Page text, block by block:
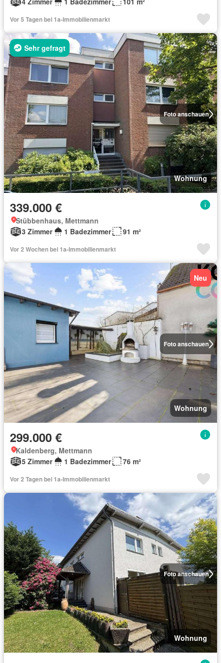
Vor 5 Tagen bei 1a-Immobilienmarkt
Foto anschauen
Sehr gefragt
Wohnung
339.000 €
Stübbenhaus, Mettmann
3 Zimmer
1 Badezimmer 91 m²
Vor 2 Wochen bei 1a-Immobilienmarkt
Foto anschauen
Neu
Wohnung
299.000 €
Kaldenberg, Mettmann
5 Zimmer
1 Badezimmer 76 m²
Vor 2 Tagen bei 1a-Immobilienmarkt
Foto anschauen
Wohnung